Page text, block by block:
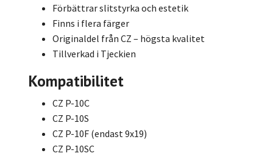
Förbättrar slitstyrka och estetik
Finns i flera färger
Originaldel från CZ – högsta kvalitet
Tillverkad i Tjeckien
Kompatibilitet
CZ P-10C
CZ P-10S
CZ P-10F (endast 9x19)
CZ P-10SC